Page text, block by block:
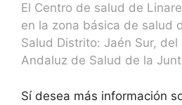
El Centro de salud de
en la zona básica de salud
Salud Distrito: Jaén Sur, del
Andaluz de Salud de la
Sí desea más información